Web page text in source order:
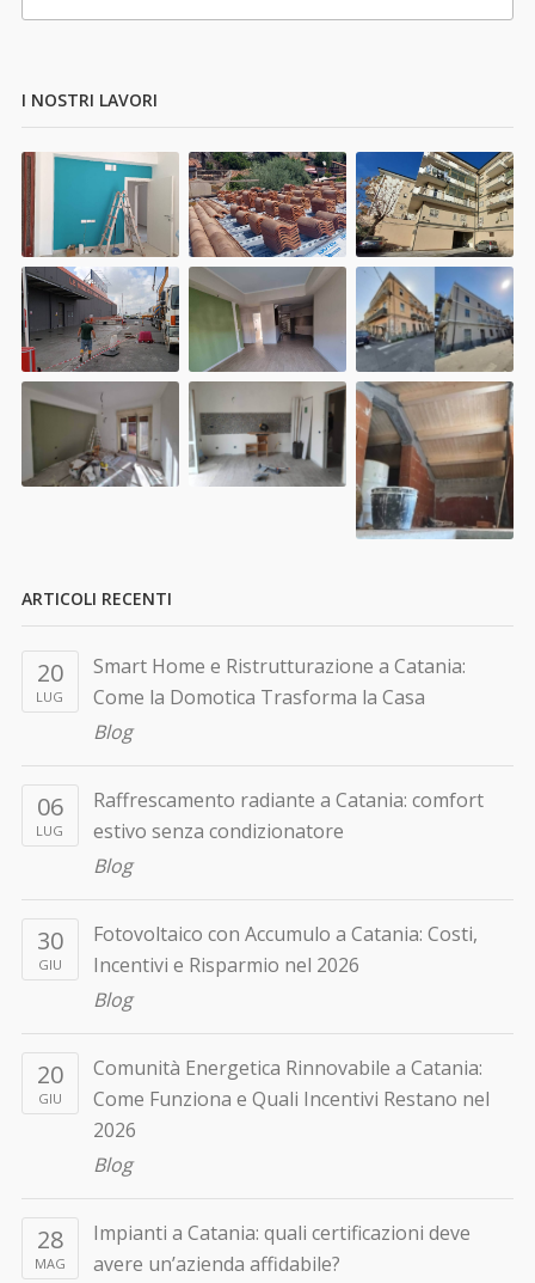
I NOSTRI LAVORI
ARTICOLI RECENTI
20
LUG
Smart Home e Ristrutturazione a Catania:
Come la Domotica Trasforma la Casa
Blog
06
LUG
Raffrescamento radiante a Catania: comfort
estivo senza condizionatore
Blog
30
GIU
Fotovoltaico con Accumulo a Catania: Costi,
Incentivi e Risparmio nel 2026
Blog
20
GIU
Comunità Energetica Rinnovabile a Catania:
Come Funziona e Quali Incentivi Restano nel
2026
Blog
28
MAG
Impianti a Catania: quali certificazioni deve
avere un’azienda affidabile?